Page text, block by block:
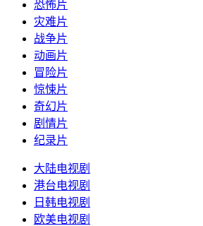
恐怖片
灾难片
战争片
动画片
冒险片
惊悚片
奇幻片
剧情片
纪录片
大陆电视剧
港台电视剧
日韩电视剧
欧美电视剧